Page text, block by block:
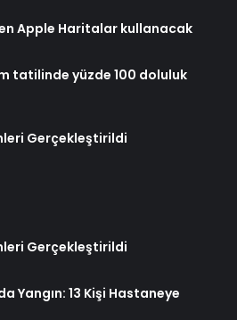
Apple Haritalar kullanacak
tatilinde yüzde 100 doluluk
Gerçekleştirildi
Gerçekleştirildi
Yangın: 13 Kişi Hastaneye